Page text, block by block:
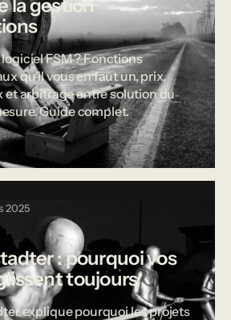
la gestion
FSM ? Fonctions
qu'il vous en faut un, prix,
et arbitrage entre solution du
Guide complet.
2025
: pourquoi vos
toujours
explique pourquoi les projets